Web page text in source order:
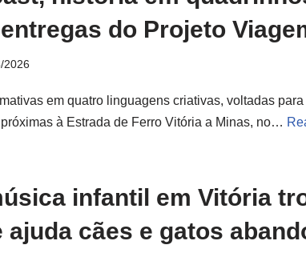
do Projeto
2026
em quatro linguagens criativas, voltadas
à Estrada de Ferro Vitória a Minas, no…
infantil em Vitória
ajuda cães e gatos